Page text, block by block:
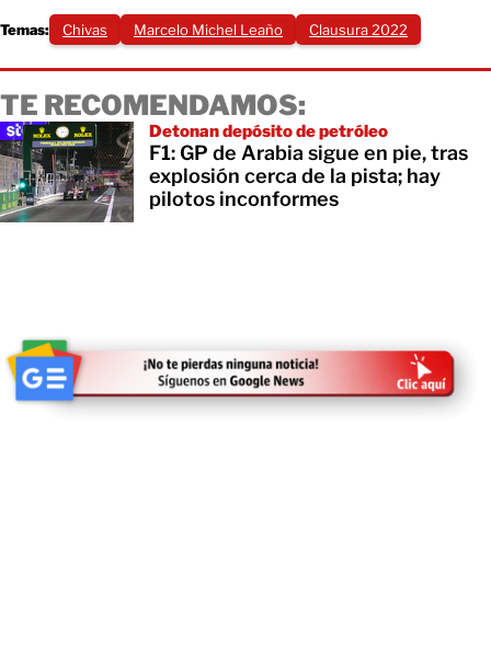
Temas: Chivas Marcelo Michel Leaño Clausura 2022
TE RECOMENDAMOS:
Detonan depósito de petróleo
F1: GP de Arabia sigue en pie, tras
explosión cerca de la pista; hay
pilotos inconformes